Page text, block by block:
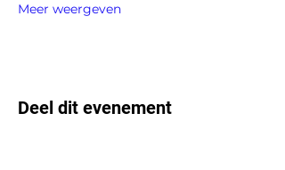
Meer weergeven
Deel dit evenement